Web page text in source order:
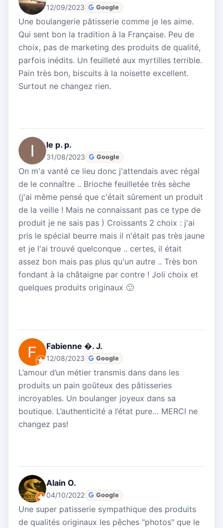
12/09/2023 Google
Une boulangerie pâtisserie comme je les aime.
Qui sent bon la tradition à la Française. Peu de
choix, pas de marketing des produits de qualité,
parfois inédits. Un feuilleté aux myrtilles terrible.
Pain très bon, biscuits à la noisette excellent.
Surtout ne changez rien.
le p. p.
31/08/2023 Google
On m'a vanté ce lieu donc j'attendais avec régal
de le connaître .. Brioche feuilletée très sèche
(j'ai même pensé que c'était sûrement un produit
de la veille ! Mais ne connaissant pas ce type de
produit je ne sais pas ) Croissants 2 choix : j'ai
pris le spécial beurre mais il n'était pas très jaune
et je l'ai trouvé quelconque .. certes, il était
assez bon mais pas plus qu'un autre .. Très bon
fondant à la châtaigne par contre ! Joli choix et
quelques produits originaux 🙂
Fabienne �. J.
12/08/2023 Google
L’amour d’un métier transmis dans dans les
produits un pain goûteux des pâtisseries
incroyables. Un boulanger joyeux dans sa
boutique. L’authenticité a l’état pure… MERCI ne
changez pas!
Alain O.
04/10/2022 Google
Une super patisserie sympathique des produits
de qualités originaux les pêches "photos" que le